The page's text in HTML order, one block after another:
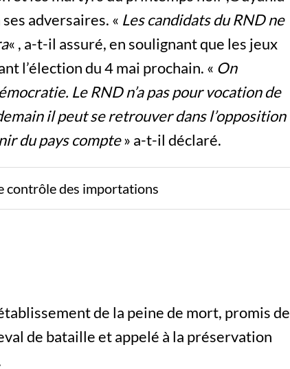
adversaires. « Les candidats du RND ne
« , a-t-il assuré, en soulignant que les jeux
l’élection du 4 mai prochain. « On
Le RND n’a pas pour vocation de
il peut se retrouver dans l’opposition
du pays compte» a-t-il déclaré.
contrôle des importations
de la peine de mort, promis de
de bataille et appelé à la préservation